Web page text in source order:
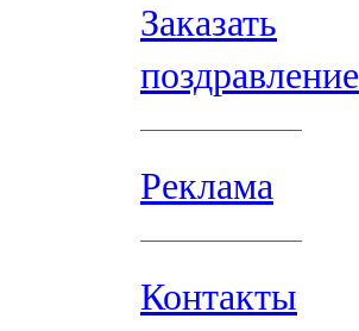
Заказать
поздравление
Реклама
Контакты